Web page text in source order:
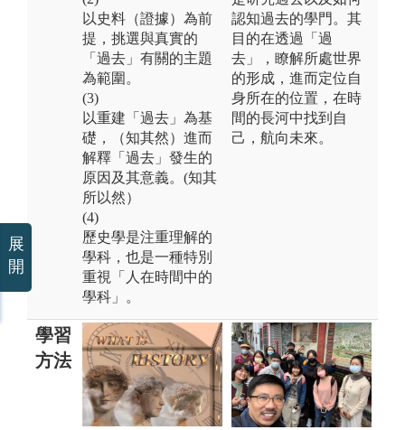
以史料（證據）為前
提，挑選與真實的
「過去」有關的主題
為範圍。
(3)
以重建「過去」為基
礎，（知其然）進而
解釋「過去」發生的
原因及其意義。(知其
所以然）
(4)
歷史學是注重理解的
學科，也是一種特別
重視「人在時間中的
學科」。
認知過去的學門。其
目的在透過「過
去」，瞭解所處世界
的形成，進而定位自
身所在的位置，在時
間的長河中找到自
己，航向未來。
學習
方法
展
開